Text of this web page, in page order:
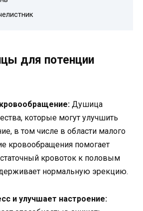
для потенции
Душица
которые могут улучшить
в том числе в области малого
кровообращения помогает
кровоток к половым
нормальную эрекцию.
и улучшает настроение: